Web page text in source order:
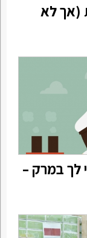
(אך לא
לך במרק –